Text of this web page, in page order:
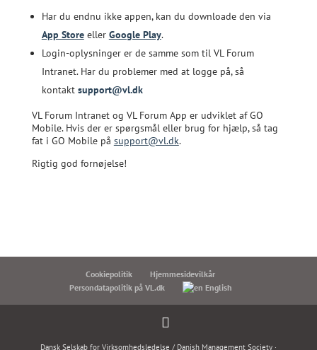
Har du endnu ikke appen, kan du downloade den via
App Storeeller Google Play.
Login-oplysninger er de samme som til VL Forum
Intranet. Har du problemer med at logge på, så
kontakt support@vl.dk
VL Forum Intranet og VL Forum App er udviklet af GO
Mobile. Hvis der er spørgsmål eller brug for hjælp, så tag
fat i GO Mobile på support@vl.dk.
Rigtig god fornøjelse!
Cookiepolitik
Hjemmesidevilkår
Persondatapolitik på VL.dk
English
Dansk Selskab for Virksomhedsledelse / Danish Management Society ·